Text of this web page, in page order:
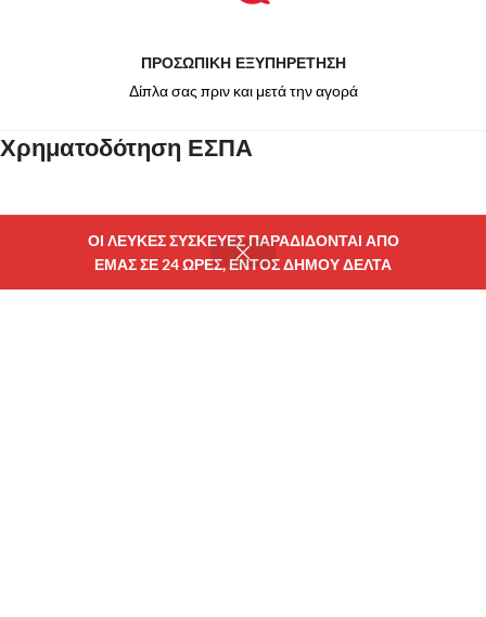
ΟΙ ΛΕΥΚΕΣ ΣΥΣΚΕΥΕΣ ΠΑΡΑΔΙΔΟΝΤΑΙ ΑΠΟ
ΕΜΑΣ ΣΕ 24 ΩΡΕΣ, ΕΝΤΟΣ ΔΗΜΟΥ ΔΕΛΤΑ
ΠΡΟΣΩΠΙΚΗ ΕΞΥΠΗΡΕΤΗΣΗ
Δίπλα σας πριν και μετά την αγορά
Χρηματοδότηση ΕΣΠΑ
WishlistΚαλάθι
Λογαριασμού μου